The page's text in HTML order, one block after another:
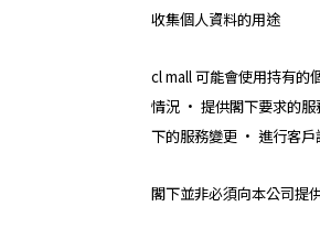
收集個人資料的用途
cl mall 可能會使用持有的
情況 • 提供閣下要求的
下的服務變更 • 進行客
閣下並非必須向本公司提